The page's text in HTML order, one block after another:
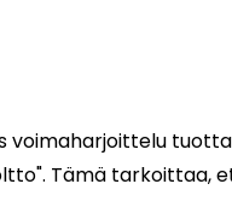
Tämä tarkoittaa,